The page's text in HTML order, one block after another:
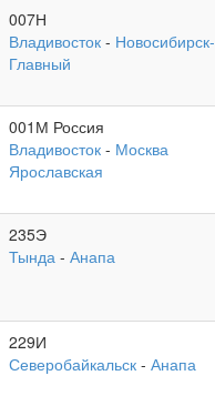
007Н
Владивосток - Новосибирск-
Главный
001М Россия
Владивосток - Москва
Ярославская
235Э
Тында - Анапа
229И
Северобайкальск - Анапа